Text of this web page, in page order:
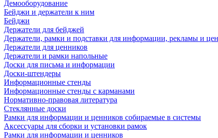
Демооборудование
Бейджи и держатели к ним
Бейджи
Держатели для бейджей
Держатели, рамки и подставки для информации, рекламы и
Держатели для ценников
Держатели и рамки напольные
Доски для письма и информации
Доски-штендеры
Информационные стенды
Информационные стенды с карманами
Нормативно-правовая литература
Стеклянные доски
Рамки для информации и ценников собираемые в системы
Аксессуары для сборки и установки рамок
Рамки для информации и ценников